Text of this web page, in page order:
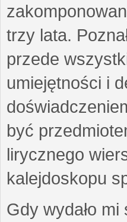
trzy lata.
przede
umiejętności i
być
lirycznego
kalejdoskopu
Gdy wydało